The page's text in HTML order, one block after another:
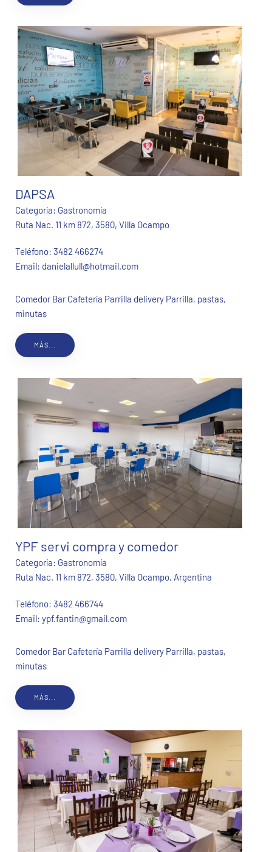
DAPSA
Categoría: Gastronomía
Ruta Nac. 11 km 872, 3580, Villa Ocampo
Teléfono: 3482 466274
Email: danielallull@hotmail.com
Comedor Bar Cafetería Parrilla delivery Parrilla, pastas,
minutas
MÁS...
YPF servi compra y comedor
Categoría: Gastronomía
Ruta Nac. 11 km 872, 3580, Villa Ocampo, Argentina
Teléfono: 3482 466744
Email: ypf.fantin@gmail.com
Comedor Bar Cafetería Parrilla delivery Parrilla, pastas,
minutas
MÁS...